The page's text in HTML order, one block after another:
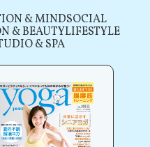
& MINDSOCIAL
& BEAUTYLIFESTYLE
& SPA